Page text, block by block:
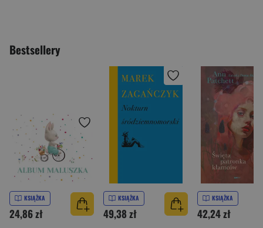
Bestsellery
KSIĄŻKA
24,86 zł
KSIĄŻKA
49,38 zł
KSIĄŻKA
42,24 zł